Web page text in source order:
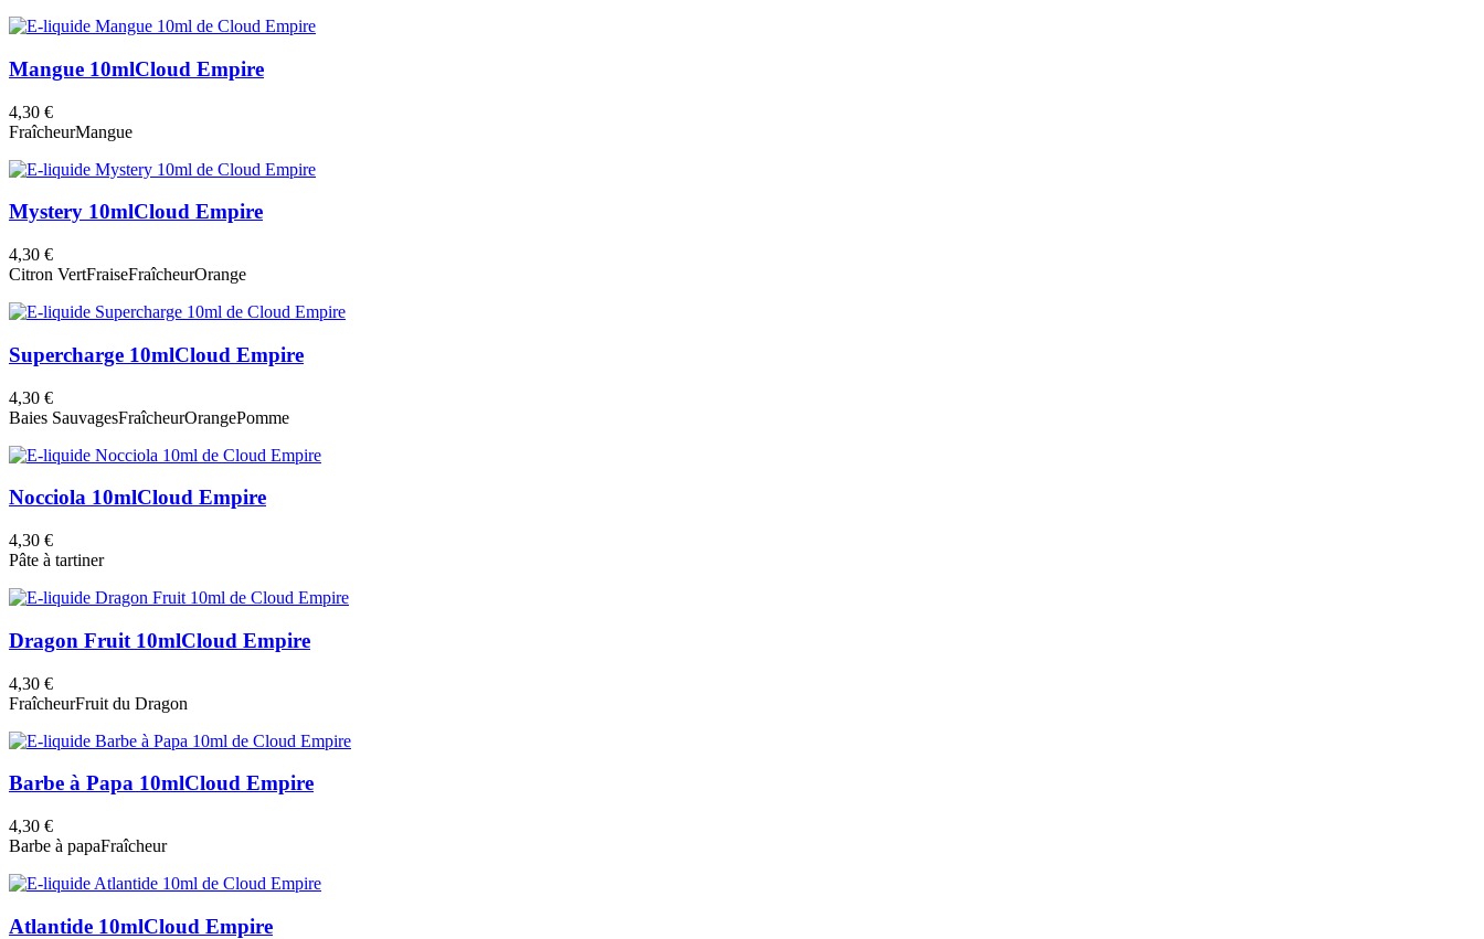
Mangue 10mlCloud Empire
4,30 €
FraîcheurMangue
Mystery 10mlCloud Empire
4,30 €
Citron VertFraiseFraîcheurOrange
Supercharge 10mlCloud Empire
4,30 €
Baies SauvagesFraîcheurOrangePomme
Nocciola 10mlCloud Empire
4,30 €
Pâte à tartiner
Dragon Fruit 10mlCloud Empire
4,30 €
FraîcheurFruit du Dragon
Barbe à Papa 10mlCloud Empire
4,30 €
Barbe à papaFraîcheur
Atlantide 10mlCloud Empire